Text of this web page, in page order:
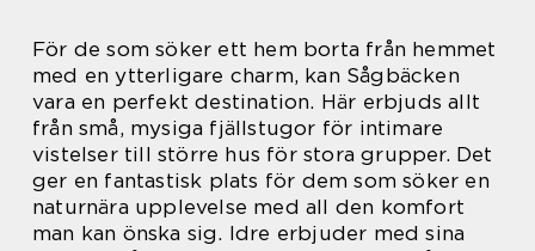
För de som söker ett hem borta från hemmet
med en ytterligare charm, kan Sågbäcken
vara en perfekt destination. Här erbjuds allt
från små, mysiga fjällstugor för intimare
vistelser till större hus för stora grupper. Det
ger en fantastisk plats för dem som söker en
naturnära upplevelse med all den komfort
man kan önska sig. Idre erbjuder med sina